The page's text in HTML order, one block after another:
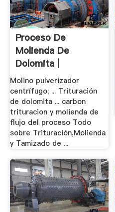
Proceso De
Molienda De
Dolomita |
Trituradora De .
Molino pulverizador
centrífugo; ... Trituración
de dolomita ... carbon
trituracion y molienda de
flujo del proceso Todo
sobre Trituración,Molienda
y Tamizado de ...